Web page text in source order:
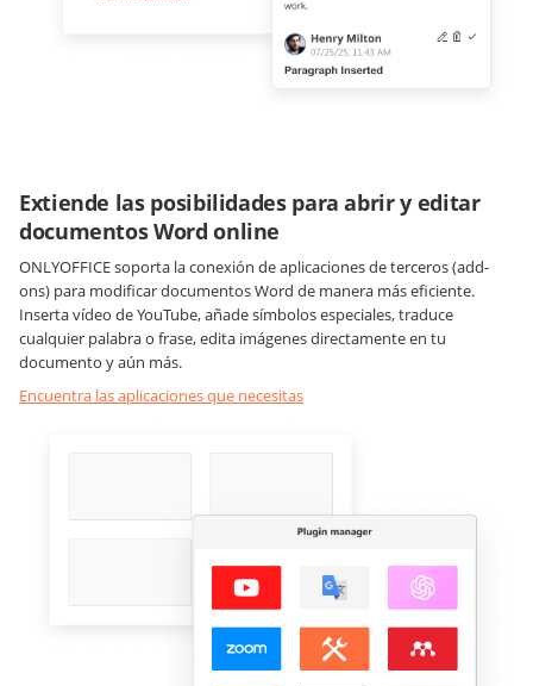
Extiende las posibilidades para abrir y editar
documentos Word online
ONLYOFFICE soporta la conexión de aplicaciones de terceros (add-
ons) para modificar documentos Word de manera más eficiente.
Inserta vídeo de YouTube, añade símbolos especiales, traduce
cualquier palabra o frase, edita imágenes directamente en tu
documento y aún más.
Encuentra las aplicaciones que necesitas